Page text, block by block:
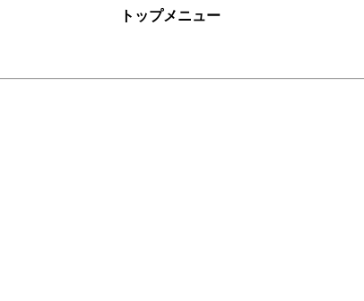
トップメニュー